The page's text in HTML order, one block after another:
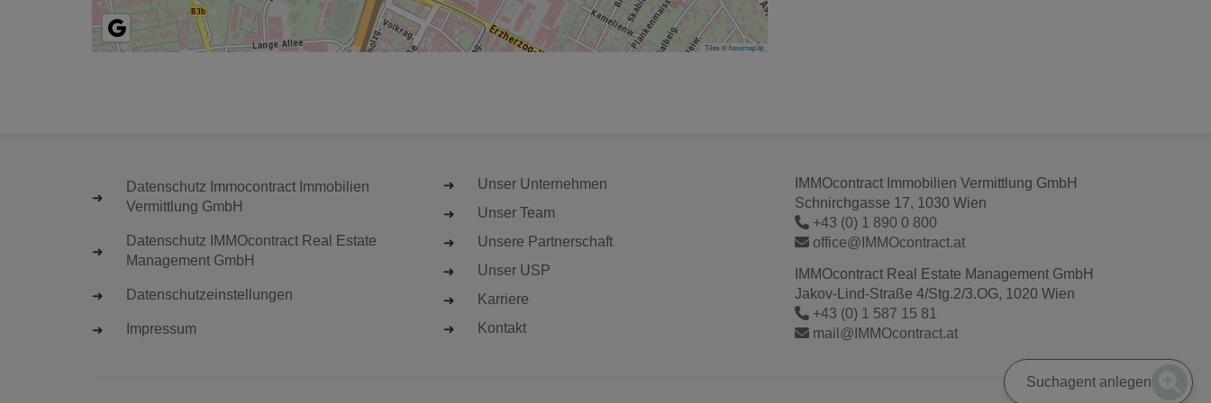
Tiles ©basemap.at
Datenschutz Immocontract Immobilien
Vermittlung GmbH
Datenschutz IMMOcontract Real Estate
Management GmbH
Datenschutzeinstellungen
Impressum
Unser Unternehmen
Unser Team
Unsere Partnerschaft
Unser USP
Karriere
Kontakt
IMMOcontract Immobilien Vermittlung GmbH
Schnirchgasse 17, 1030 Wien
+43 (0) 1 890 0 800
office@IMMOcontract.at
IMMOcontract Real Estate Management GmbH
Jakov-Lind-Straße 4/Stg.2/3.OG, 1020 Wien
+43 (0) 1 587 15 81
mail@IMMOcontract.at
Suchagent anlegen